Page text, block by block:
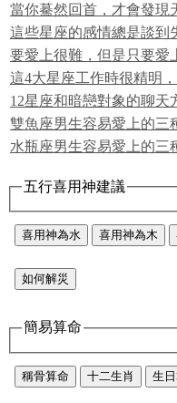
當你驀然回首，才會發現
這些星座的感情總是談到
要愛上很難，但是只要愛
這4大星座工作時很精明
12星座和暗戀對象的聊天
雙魚座男生容易愛上的三
水瓶座男生容易愛上的三
五行喜用神建議
喜用神為水 喜用神為木
如何解災
簡易算命
稱骨算命 十二生肖 生